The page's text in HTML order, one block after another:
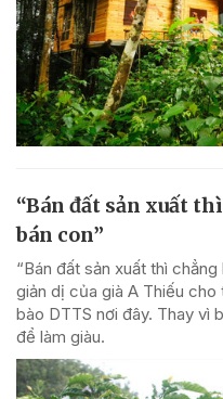
“Bán đất sản xuất
bán con”
“Bán đất sản xuất thì
giản dị của già A Thiếu
bào DTTS nơi đây. Thay vì
để làm giàu.